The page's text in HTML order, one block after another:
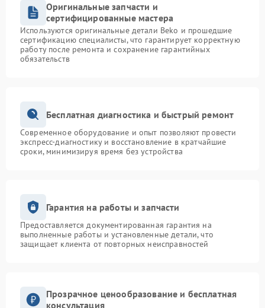
Оригинальные запчасти и
сертифицированные мастера
Используются оригинальные детали Beko и прошедшие
сертификацию специалисты, что гарантирует корректную
работу после ремонта и сохранение гарантийных
обязательств
Бесплатная диагностика и быстрый ремонт
Современное оборудование и опыт позволяют провести
экспресс-диагностику и восстановление в кратчайшие
сроки, минимизируя время без устройства
Гарантия на работы и запчасти
Предоставляется документированная гарантия на
выполненные работы и установленные детали, что
защищает клиента от повторных неисправностей
Прозрачное ценообразование и бесплатная
консультация